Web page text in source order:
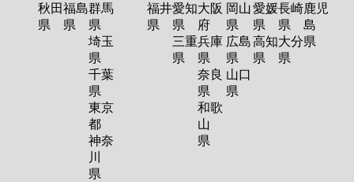
秋田
県
福島
県
群馬
県
埼玉
県
千葉
県
東京
都
神奈
川
県
福井
県
愛知
県
三重
県
大阪
府
兵庫
県
奈良
県
和歌
山
県
岡山
県
広島
県
山口
県
愛媛
県
高知
県
長崎
県
大分
県
鹿児
島
県